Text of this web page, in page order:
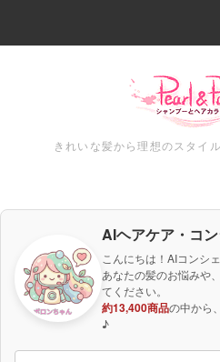
きれいな髪から理想のスタイ
AIヘアケア・コ
こんにちは！AIコンシ
あなたの髪のお悩みや
てください。
約13,400商品の中から
♪